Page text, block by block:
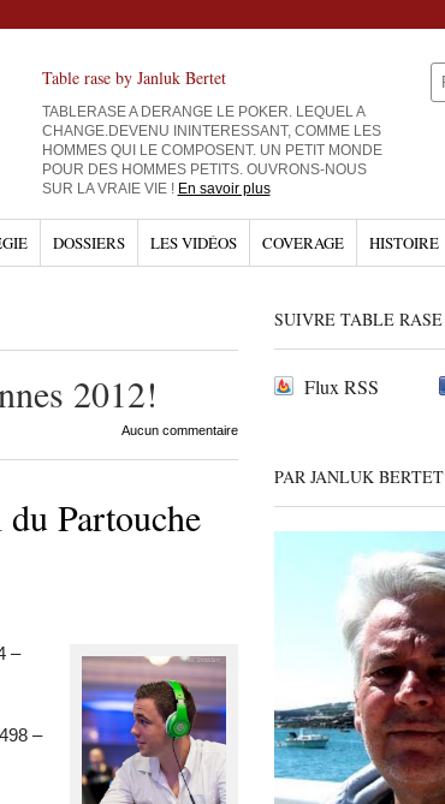
Table rase by Janluk Bertet
TABLERASE A DERANGE LE POKER. LEQUEL A
CHANGE.DEVENU ININTERESSANT, COMME LES
HOMMES QUI LE COMPOSENT. UN PETIT MONDE
POUR DES HOMMES PETITS. OUVRONS-NOUS
SUR LA VRAIE VIE ! En savoir plus
DOSSIERS LES VIDÉOS COVERAGE HISTOIRE
2012!
Aucun commentaire
Partouche
–
–
SUIVRE TABLE RASE
Flux RSS
PAR JANLUK BERTET